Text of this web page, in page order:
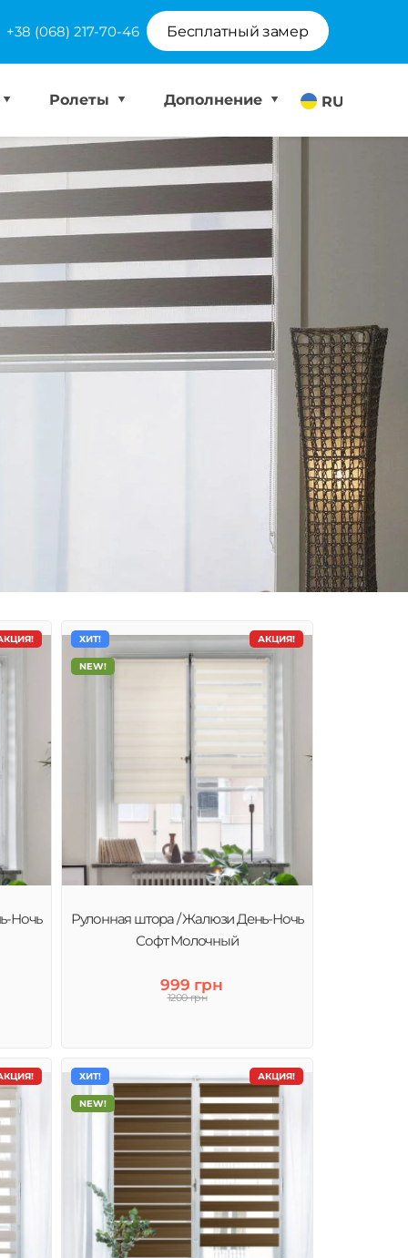
+38 (068) 217-70-46 Бесплатный замер
RU
Ролеты Дополнение
Ночь
АКЦИЯ!
ХИТ!
NEW!
Рулонная штора / Жалюзи День-Ночь
Софт Молочный
999 грн
1200 грн
АКЦИЯ!
ХИТ!
NEW!